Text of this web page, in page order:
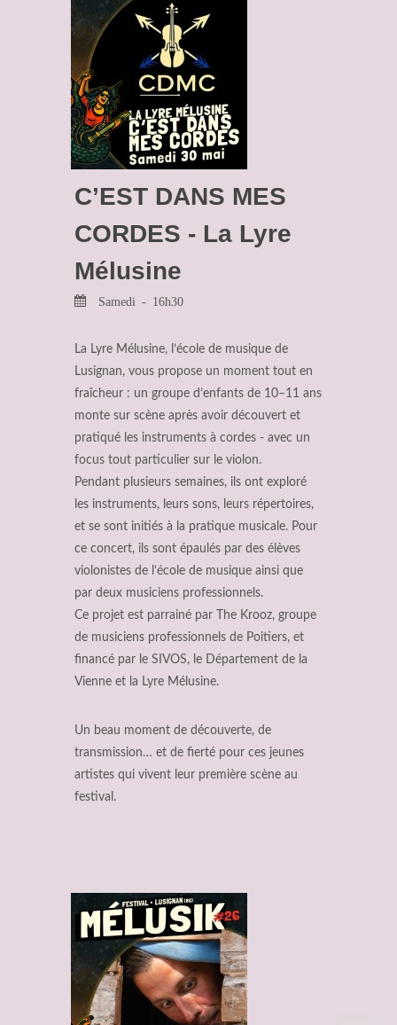
C’EST DANS MES
CORDES - La Lyre
Mélusine
Samedi - 16h30
La Lyre Mélusine, l’école de musique de
Lusignan, vous propose un moment tout en
fraîcheur : un groupe d’enfants de 10–11 ans
monte sur scène après avoir découvert et
pratiqué les instruments à cordes - avec un
focus tout particulier sur le violon.
Pendant plusieurs semaines, ils ont exploré
les instruments, leurs sons, leurs répertoires,
et se sont initiés à la pratique musicale. Pour
ce concert, ils sont épaulés par des élèves
violonistes de l’école de musique ainsi que
par deux musiciens professionnels.
Ce projet est parrainé par The Krooz, groupe
de musiciens professionnels de Poitiers, et
financé par le SIVOS, le Département de la
Vienne et la Lyre Mélusine.
Un beau moment de découverte, de
transmission… et de fierté pour ces jeunes
artistes qui vivent leur première scène au
festival.